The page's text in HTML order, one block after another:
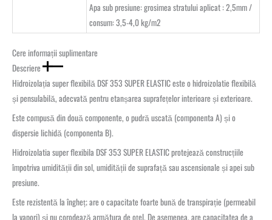
Apa sub presiune: grosimea stratului aplicat : 2,5mm /
consum: 3,5-4,0 kg/m2
Cere informații suplimentare
Descriere
Hidroizolația super flexibilă DSF 353 SUPER ELASTIC este o hidroizolatie flexibilă
și pensulabilă, adecvată pentru etanșarea suprafețelor interioare și exterioare.
Este compusă din două componente, o pudră uscată (componenta A) și o
dispersie lichidă (componenta B).
Hidroizolatia super flexibila DSF 353 SUPER ELASTIC protejează construcțiile
împotriva umidității din sol, umidității de suprafață sau ascensionale și apei sub
presiune.
Este rezistentă la îngheț; are o capacitate foarte bună de transpirație (permeabil
la vapori) și nu corodează armătura de oțel. De asemenea, are capacitatea de a